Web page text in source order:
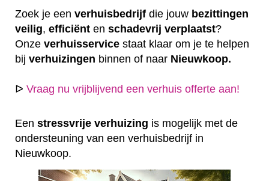
Zoek je een verhuisbedrijf die jouw bezittingen
veilig, efficiënt en schadevrij verplaatst?
Onze verhuisservice staat klaar om je te helpen
bij verhuizingen binnen of naar Nieuwkoop.
ᐅ Vraag nu vrijblijvend een verhuis offerte aan!
Een stressvrije verhuizing is mogelijk met de
ondersteuning van een verhuisbedrijf in
Nieuwkoop.